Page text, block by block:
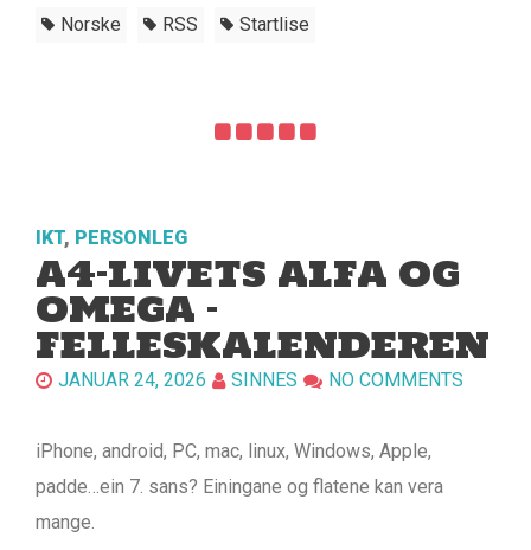
Norske RSS Startlise
IKT, PERSONLEG
A4-LIVETS ALFA OG
OMEGA –
FELLESKALENDEREN
JANUAR 24, 2026 SINNES NO COMMENTS
iPhone, android, PC, mac, linux, Windows, Apple,
padde…ein 7. sans? Einingane og flatene kan vera
mange.